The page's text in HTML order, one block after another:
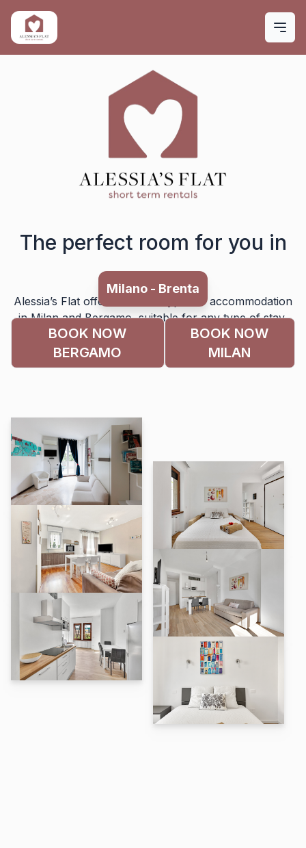
Skip to main content
The perfect room for you in
Milano - Porta Romana
Alessia’s Flat offers different types of accommodation
in Milan and Bergamo, suitable for any type of stay,
ideal for business trips or for families on a tourist trip.
BOOK NOW
BERGAMO
BOOK NOW
MILAN